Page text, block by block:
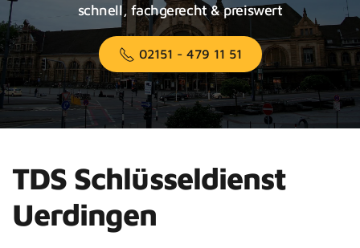
schnell, fachgerecht & preiswert
02151 - 479 11 51
TDS Schlüsseldienst
Uerdingen